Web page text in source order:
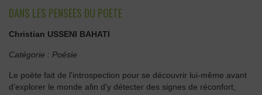
DANS LES PENSEES DU POETE
Christian USSENI BAHATI
Catégorie : Poésie
Le poète fait de l'introspection pour se découvrir lui-même avant
d'explorer le monde afin d'y détecter des signes de réconfort,